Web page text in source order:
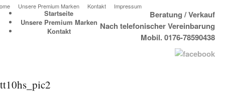
Unsere Premium Marken Kontakt Impressum
Beratung / Verkauf
Nach telefonischer Vereinbarung
Mobil. 0176-78590438
Startseite
Unsere Premium Marken
Kontakt
tt10hs_pic2